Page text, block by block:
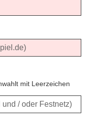
mit Leerzeichen